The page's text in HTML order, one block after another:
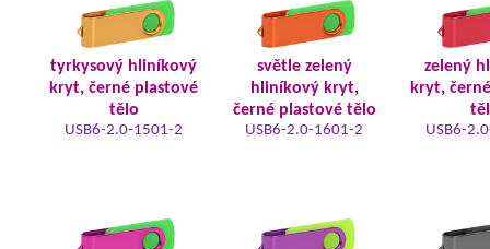
tyrkysový hliníkový
kryt, černé plastové
tělo
USB6-2.0-1501-2
světle zelený
hliníkový kryt,
černé plastové tělo
USB6-2.0-1601-2
zelený
kryt,
USB6-